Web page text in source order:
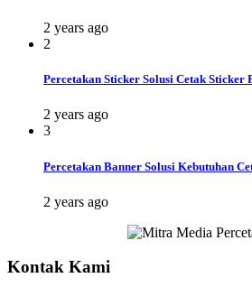
2 years ago
2
Percetakan Sticker Solusi Cetak Sticker
2 years ago
3
Percetakan Banner Solusi Kebutuhan
2 years ago
Kontak Kami